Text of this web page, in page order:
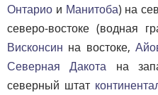
Онтарио и Манитоба) на
северо-востоке (водная
Висконсин на востоке,
Северная Дакота на
северный штат